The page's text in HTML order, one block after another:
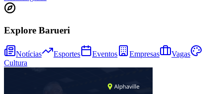
Fortaleza
Explore Barueri
Notícias Esportes Eventos Empresas
Vagas
Cultura